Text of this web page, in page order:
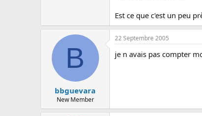
n
Est ce que c'est un peu
B
bbguevara
New Member
22 Septembre 2005
je n avais pas compter